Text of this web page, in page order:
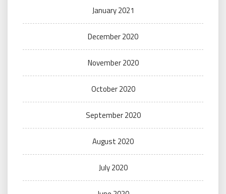
January 2021
December 2020
November 2020
October 2020
September 2020
August 2020
July 2020